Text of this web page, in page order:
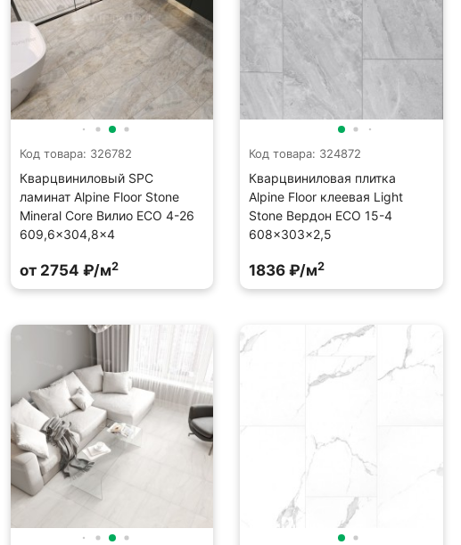
Код товара: 326782
Кварцвиниловый SPC
ламинат Alpine Floor Stone
Mineral Core Вилио ECO 4-26
609,6×304,8×4
от 2754 ₽/м2
Код товара: 324872
Кварцвиниловая плитка
Alpine Floor клеевая Light
Stone Вердон ECO 15-4
608×303×2,5
1836 ₽/м2